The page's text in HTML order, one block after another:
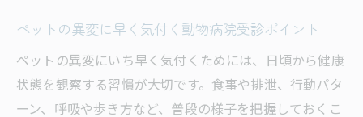
犬や猫の緊急症状を見抜く見分け方
動物病院で緊急受診が必要な症状の特徴
犬猫の緊急症状を動物病院受診の判断材料
ペットの異変に早く気付く動物病院受診ポイント
ペットの異変にいち早く気付くためには、日頃から健康
状態を観察する習慣が大切です。食事や排泄、行動パタ
ーン、呼吸や歩き方など、普段の様子を把握しておくこ